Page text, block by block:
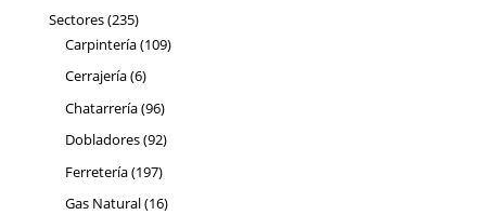
producto
Sectores 235235
productos
Carpintería 109109
Cerrajería 66
productos
Chatarrería 9696
productos
Dobladores 9292
Ferretería 197197
productos
Gas Natural 1616